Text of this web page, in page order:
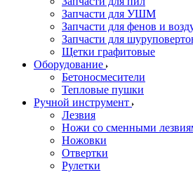
Запчасти для УШМ
Запчасти для фенов и
Запчасти для
Щетки графитовые
Оборудование
Бетоносмесители
Тепловые пушки
Ручной инструмент
Лезвия
Ножи со сменными
Ножовки
Отвертки
Рулетки